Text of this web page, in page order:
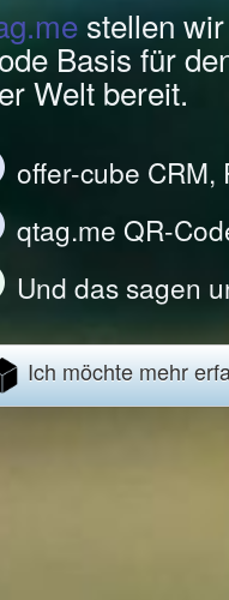
stellen
Basis für
Welt bereit.
offer-cube
qtag.me QR-
Und das sagen
Ich möchte mehr